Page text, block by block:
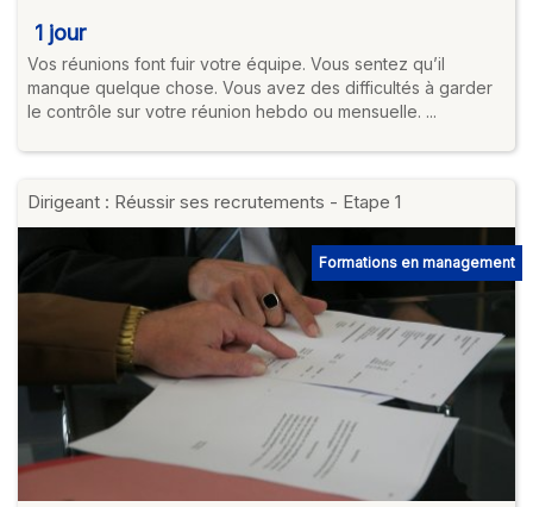
1 jour
Vos réunions font fuir votre équipe. Vous sentez qu’il
manque quelque chose. Vous avez des difficultés à garder
le contrôle sur votre réunion hebdo ou mensuelle. ...
Dirigeant : Réussir ses recrutements - Etape 1
Formations en management